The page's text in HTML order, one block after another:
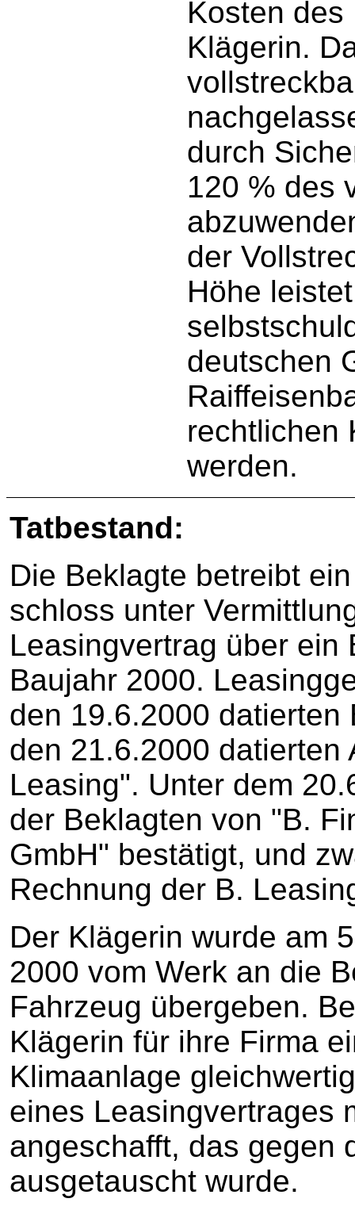
Kosten
Klägerin.
durch
120 % des
der
Höhe
deutschen
rechtlichen
werden.
Tatbestand:
Die Beklagte betreibt
schloss unter
Leasingvertrag über ein
Baujahr 2000.
den 19.6.2000
den 21.6.2000 datierten
Leasing". Unter dem
der Beklagten von "B.
GmbH" bestätigt, und
Rechnung der B.
Der Klägerin wurde am
2000 vom Werk an die
Fahrzeug übergeben.
Klägerin für ihre Firma
Klimaanlage
eines Leasingvertrages
angeschafft, das gegen
ausgetauscht wurde.